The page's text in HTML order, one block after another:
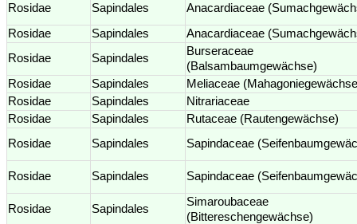
Rosidae Sapindales
Anacardiaceae
Rosidae
Sapindales
Anacardiaceae
Rosidae
Sapindales
Burseraceae
(Balsambaumgewächse)
Rosidae
Sapindales
Meliaceae
Rosidae
Sapindales
Nitrariaceae
Rosidae
Sapindales
Rutaceae (Rautengewächse)
Rosidae
Sapindales Sapindaceae
Rosidae Sapindales Sapindaceae
Rosidae Sapindales
Simaroubaceae
(Bittereschengewächse)